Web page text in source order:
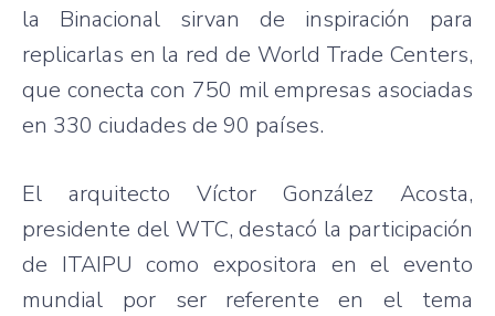
la Binacional sirvan de inspiración para
replicarlas en la red de World Trade Centers,
que conecta con 750 mil empresas asociadas
en 330 ciudades de 90 países.
El arquitecto Víctor González Acosta,
presidente del WTC, destacó la participación
de ITAIPU como expositora en el evento
mundial por ser referente en el tema